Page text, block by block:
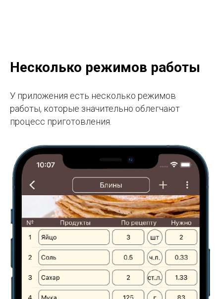
Несколько режимов работы
У приложения есть несколько режимов
работы, которые значительно облегчают
процесс приготовления.